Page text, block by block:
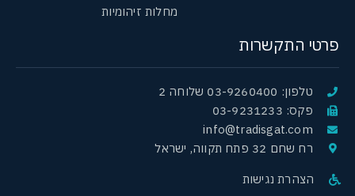
מחלות זיהומיות
פרטי התקשרות
טלפון: 03-9260400 שלוחה 2
פקס: 03-9231233
info@tradisgat.com
רח שחם 32 פתח תקווה, ישראל
הצהרת נגישות